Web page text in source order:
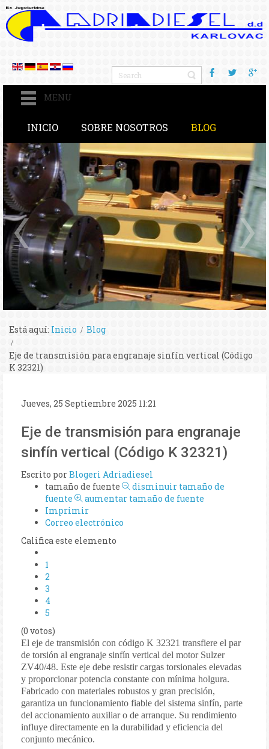
MENU
INICIO SOBRE NOSOTROS BLOG
Está aquí: Inicio Blog
Eje de transmisión para engranaje sinfín vertical (Código
K 32321)
Jueves, 25 Septiembre 2025 11:21
Eje de transmisión para engranaje
sinfín vertical (Código K 32321)
Escrito porBlogeri Adriadiesel
tamaño de fuente
disminuir tamaño de
fuente
aumentar tamaño de fuente
Imprimir
Correo electrónico
Califica este elemento
1
2
3
4
5
(0 votos)
El eje de transmisión con código K 32321 transfiere el par
de torsión al engranaje sinfín vertical del motor Sulzer
ZV40/48. Este eje debe resistir cargas torsionales elevadas
y proporcionar potencia constante con mínima holgura.
Fabricado con materiales robustos y gran precisión,
garantiza un funcionamiento fiable del sistema sinfín, parte
del accionamiento auxiliar o de arranque. Su rendimiento
influye directamente en la durabilidad y eficiencia del
conjunto mecánico.